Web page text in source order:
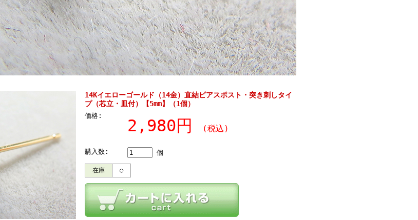
14Kイエローゴールド（14金）直結ピアスポスト・突き刺しタイ
プ（芯立・皿付）【5mm】（1個）
価格:
2,980円 (税込)
購入数: 個
在庫 ○